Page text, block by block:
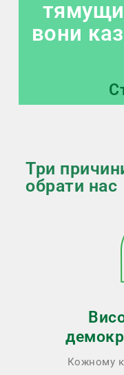
вони
Три
обрати нас
Кожному